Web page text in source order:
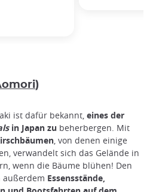
)
ist dafür bekannt, eines der
in Japan zu beherbergen. Mit
, von denen einige
verwandelt sich das Gelände in
wenn die Bäume blühen! Den
außerdem Essensstände,